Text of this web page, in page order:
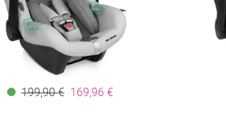
199,90 € 169,96 €